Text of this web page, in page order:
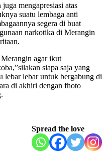
mengapresiasi atas
suatu lembaga anti
segera di buat
narkotika di Merangin
agar ikut
siapa saja yang
lebar lebar untuk bergabung di
di akhiri dengan fhoto
Spread the love